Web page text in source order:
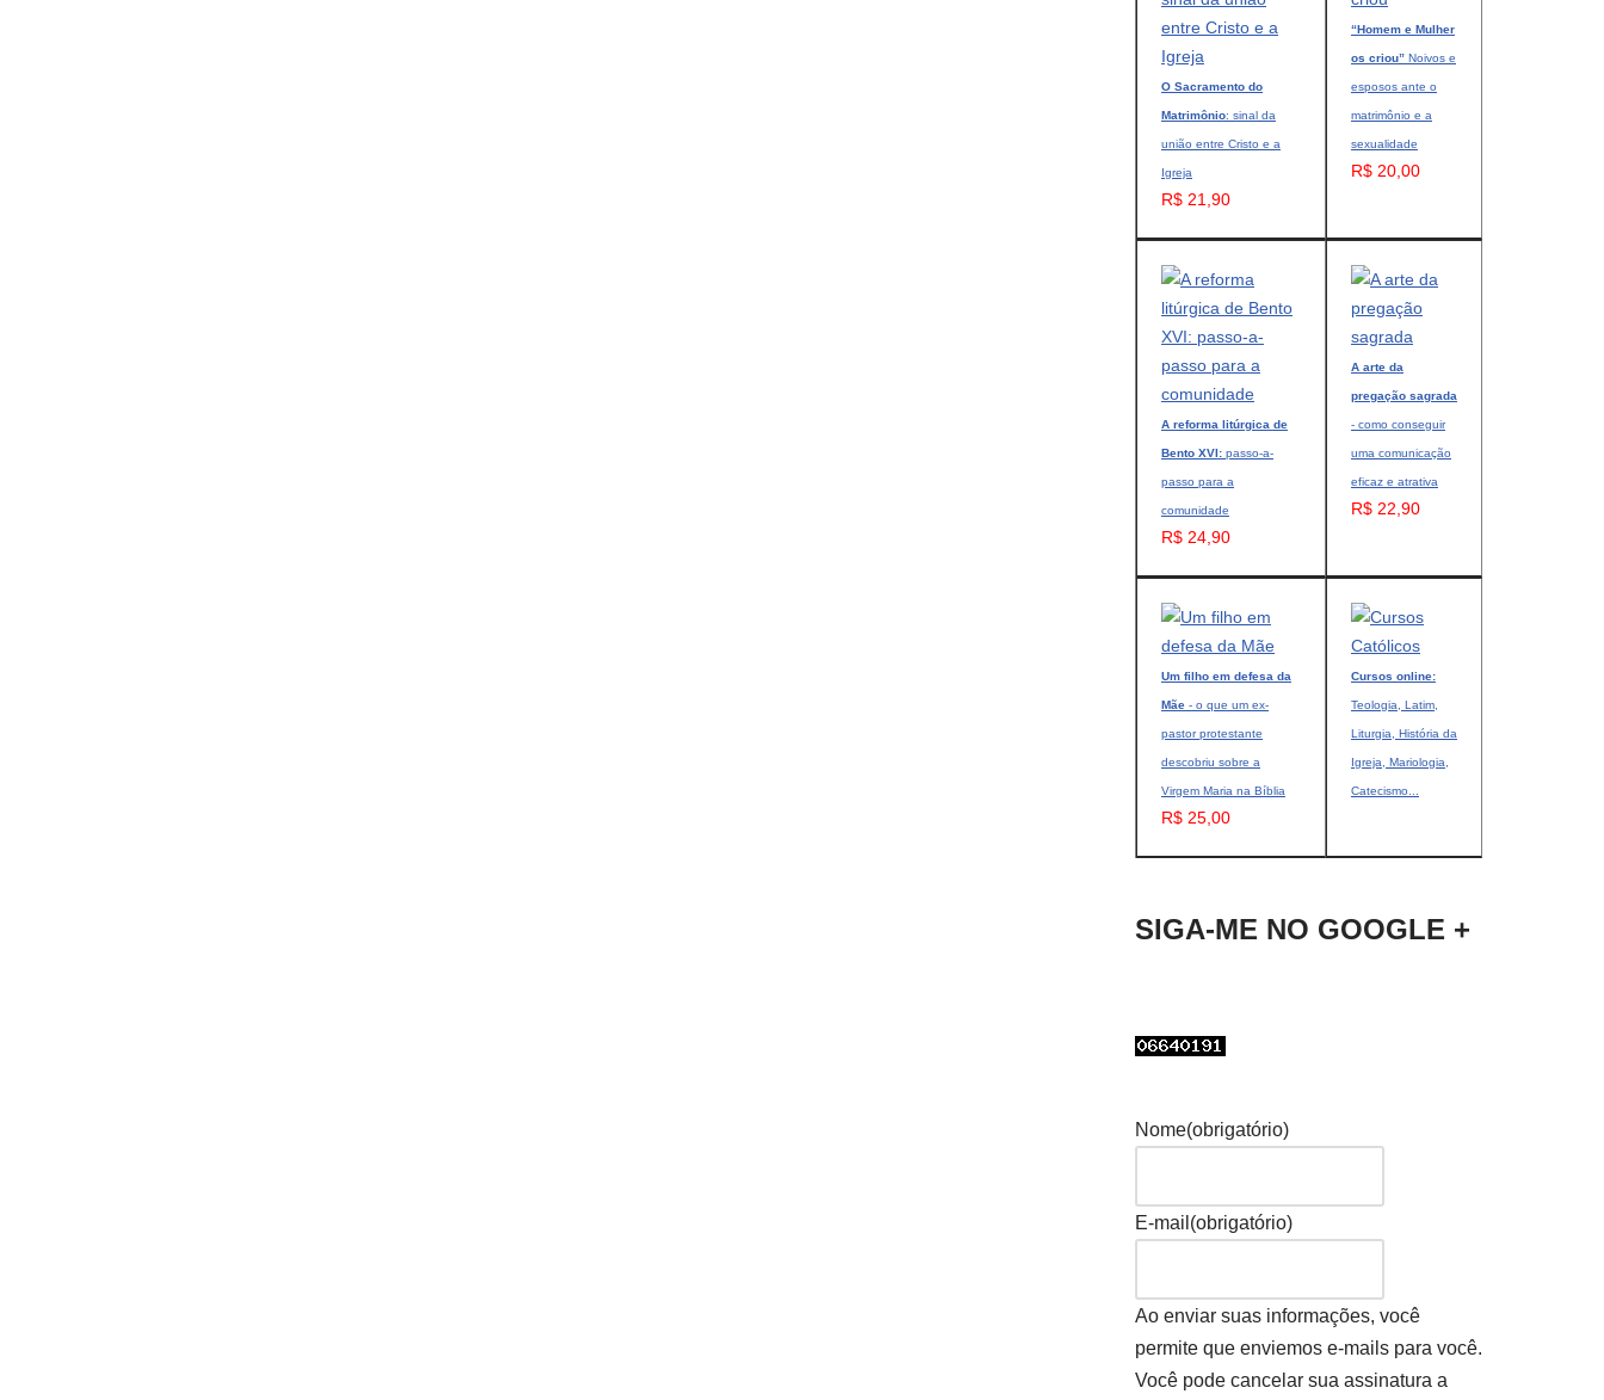
O Sacramento do
Matrimônio: sinal da
união entre Cristo e a
Igreja
R$ 21,90
“Homem e Mulher
os criou” Noivos e
esposos ante o
matrimônio e a
sexualidade
R$ 20,00
A reforma litúrgica de
Bento XVI: passo-a-
passo para a
comunidade
R$ 24,90
A arte da
pregação sagrada
- como conseguir
uma comunicação
eficaz e atrativa
R$ 22,90
Um filho em defesa da
Mãe - o que um ex-
pastor protestante
descobriu sobre a
Virgem Maria na Bíblia
R$ 25,00
Cursos online:
Teologia, Latim,
Liturgia, História da
Igreja, Mariologia,
Catecismo...
SIGA-ME NO GOOGLE +
Nome(obrigatório)
E-mail (obrigatório)
Ao enviar suas informações, você
permite que enviemos e-mails para você.
Você pode cancelar sua assinatura a